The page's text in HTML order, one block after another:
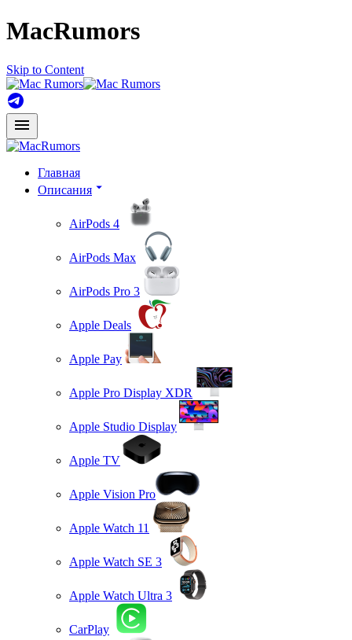
MacRumors
Skip to Content
Главная
Описания
AirPods 4
AirPods Max
AirPods Pro 3
Apple Deals
Apple Pay
Apple Pro Display XDR
Apple Studio Display
Apple TV
Apple Vision Pro
Apple Watch 11
Apple Watch SE 3
Apple Watch Ultra 3
CarPlay